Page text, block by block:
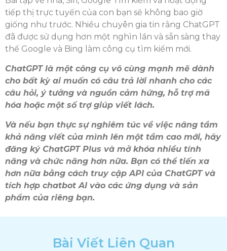
tiếp thị trực tuyến của con bạn sẽ không bao giờ
giống như trước. Nhiều chuyên gia tin rằng ChatGPT
đã được sử dụng hơn một nghìn lần và sẵn sàng thay
thế Google và Bing làm công cụ tìm kiếm mới.
ChatGPT là một công cụ vô cùng mạnh mẽ dành
cho bất kỳ ai muốn có câu trả lời nhanh cho các
câu hỏi, ý tưởng và nguồn cảm hứng, hỗ trợ mã
hóa hoặc một số trợ giúp viết lách.
Và nếu bạn thực sự nghiêm túc về việc nâng tầm
khả năng viết của mình lên một tầm cao mới, hãy
đăng ký ChatGPT Plus và mở khóa nhiều tính
năng và chức năng hơn nữa. Bạn có thể tiến xa
hơn nữa bằng cách truy cập API của ChatGPT và
tích hợp chatbot AI vào các ứng dụng và sản
phẩm của riêng bạn.
Bài Viết Liên Quan